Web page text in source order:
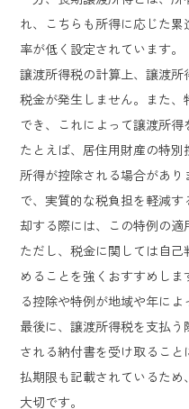
れ、こちらも所得に応じた
率が低く設定されています。
譲渡所得税の計算上、譲渡所
税金が発生しません。また
でき、これによって譲渡所得
たとえば、居住用財産の特
所得が控除される場合があ
で、実質的な税負担を軽減
却する際には、この特例の適
ただし、税金に関しては自
めることを強くおすすめし
る控除や特例が地域や年によ
最後に、譲渡所得税を支払
される納付書を受け取るこ
払期限も記載されているた
大切です。